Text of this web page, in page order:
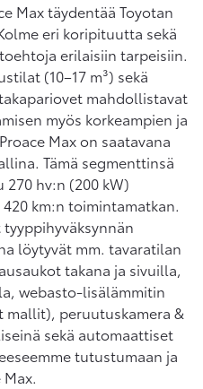
Max täydentää Toyotan
eri koripituutta sekä
erilaisiin tarpeisiin.
(10–17 m³) sekä
mahdollistavat
myös korkeampien ja
Max on saatavana
Tämä segmenttinsä
hv:n (200 kW)
km:n toimintamatkan.
löytyvät mm. tavaratilan
takana ja sivuilla,
webasto-lisälämmitin
peruutuskamera &
sekä automaattiset
tutustumaan ja